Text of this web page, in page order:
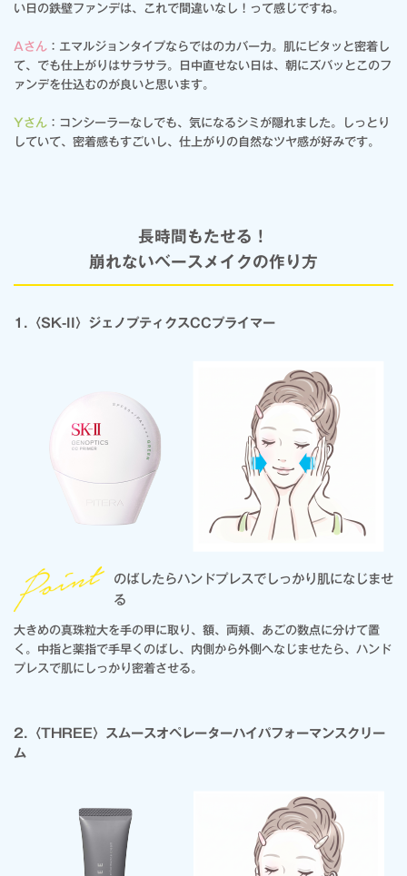
い日の鉄壁ファンデは、これで間違いなし！って感じですね。
Aさん ：エマルジョンタイプならではのカバー力。肌にピタッと密着し
て、でも仕上がりはサラサラ。日中直せない日は、朝にズバッとこのフ
ァンデを仕込むのが良いと思います。
Yさん ：コンシーラーなしでも、気になるシミが隠れました。しっとり
していて、密着感もすごいし、仕上がりの自然なツヤ感が好みです。
長時間もたせる！
崩れないベースメイクの作り方
1.〈SK-II〉ジェノプティクスCCプライマー
のばしたらハンドプレスでしっかり肌になじませ
る
大きめの真珠粒大を手の甲に取り、額、両頬、あごの数点に分けて置
く。中指と薬指で手早くのばし、内側から外側へなじませたら、ハンド
プレスで肌にしっかり密着させる。
2.〈THREE〉スムースオペレーターハイパフォーマンスクリー
ム